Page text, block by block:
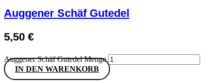
Auggener Schäf Gutedel
5,50 €
Auggener Schäf Gutedel Menge
IN DEN WARENKORB